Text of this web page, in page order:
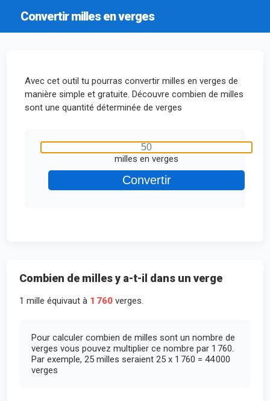
Convertir milles en verges
Avec cet outil tu pourras convertir milles en verges de
manière simple et gratuite. Découvre combien de milles
sont une quantité déterminée de verges
milles en verges
Combien de milles y a-t-il dans un verge
1 mille équivaut à 1 760 verges.
Pour calculer combien de milles sont un nombre de
verges vous pouvez multiplier ce nombre par 1 760.
Par exemple, 25 milles seraient 25 x 1 760 = 44 000
verges